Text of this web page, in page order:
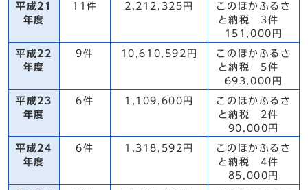
平成21
年度
11件 2,212,325円
このほかふるさ
と納税 3件
151,000円
平成22
年度
9件 10,610,592円
このほかふるさ
と納税 5件
693,000円
平成23
年度
6件 1,109,600円
このほかふるさ
と納税 2件
90,000円
平成24
年度
6件 1,318,592円
このほかふるさ
と納税 4件
85,000円